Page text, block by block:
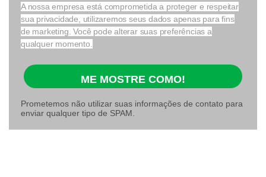
A nossa empresa está comprometida a proteger e respeitar
sua privacidade, utilizaremos seus dados apenas para fins
de marketing. Você pode alterar suas preferências a
qualquer momento.
ME MOSTRE COMO!
Prometemos não utilizar suas informações de contato para
enviar qualquer tipo de SPAM.